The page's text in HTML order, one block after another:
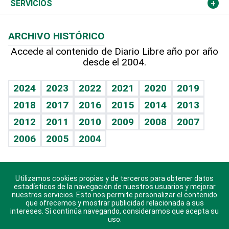
Hablando con el pediatra
Vida y familia
Eñe
Celebrando la vida
Sin complejos
En pocas palabras
Escuchando al corazón
Economía Personal
Línea de hit
TBT Deportivo
Columnistas
Más firmas
Cambio climático
Opinión
Hecho en casa
Guía del dinero
SERVICIOS
Cumpleaños
Horóscopos
Crucigramas
ARCHIVO HISTÓRICO
Accede al contenido de Diario Libre año por año
desde el 2004.
2024 2023 2022 2021 2020
2019
2018
2017 2016 2015 2014
2013
2012
2011 2010 2009 2008
2007
2006
2005 2004
Descarga nuestras aplicaciones para Android, iOS y
sistema Huawei.
Utilizamos cookies propias y de terceros para obtener datos
estadísticos de la navegación de nuestros usuarios y mejorar
nuestros servicios. Esto nos permite personalizar el contenido
que ofrecemos y mostrar publicidad relacionada a sus
intereses. Si continúa navegando, consideramos que acepta su
uso.